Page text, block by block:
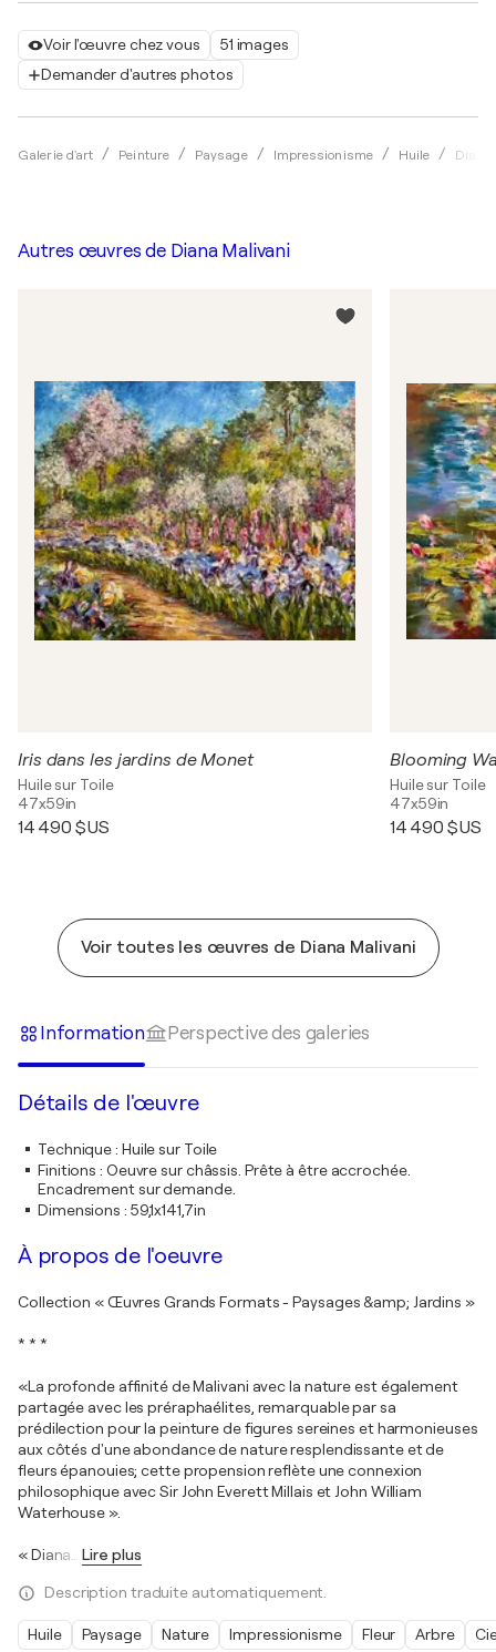
Voir l'œuvre chez vous
51 images
Demander d'autres photos
Galerie d'art Peinture Paysage Impressionisme Huile Diana
Autres œuvres de Diana Malivani
Iris dans les jardins de Monet
Huile sur Toile
47x59in
14 490 $US
Blooming
Huile sur Toile
47x59in
14 490 $US
Voir toutes les œuvres de Diana Malivani
Information Perspective des galeries
Détails de l'œuvre
Technique: Huile sur Toile
Finitions : Oeuvre sur châssis. Prête à être accrochée.
Encadrement sur demande.
Dimensions : 59,1x141,7in
À propos de l'oeuvre
Collection « Œuvres Grands Formats - Paysages &amp; Jardins »
* * *
«La profonde affinité de Malivani avec la nature est également
partagée avec les préraphaélites, remarquable par sa
prédilection pour la peinture de figures sereines et harmonieuses
aux côtés d'une abondance de nature resplendissante et de
fleurs épanouies; cette propension reflète une connexion
philosophique avec Sir John Everett Millais et John William
Waterhouse ».
« Diana… Lire plus
Description traduite automatiquement.
Huile Paysage Nature Impressionisme Fleur Arbre